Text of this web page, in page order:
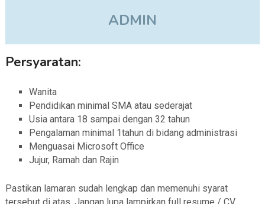
ADMIN
Persyaratan:
Wanita
Pendidikan minimal SMA atau sederajat
Usia antara 18 sampai dengan 32 tahun
Pengalaman minimal 1tahun di bidang administrasi
Menguasai Microsoft Office
Jujur, Ramah dan Rajin
Pastikan lamaran sudah lengkap dan memenuhi syarat